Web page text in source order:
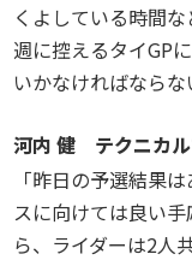
くよしている時間
週に控えるタイGP
いかなければならな
河内 健 テクニカル
「昨日の予選結果
スに向けては良い
ら、ライダーは2人